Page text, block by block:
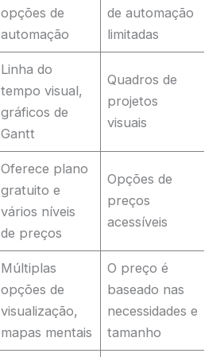
opções de
automação
de automação
limitadas
Linha do
tempo visual,
gráficos de
Gantt
Quadros de
projetos
visuais
Oferece plano
gratuito e
vários níveis
de preços
Opções de
preços
acessíveis
Múltiplas
opções de
visualização,
mapas mentais
O preço é
baseado nas
necessidades e
tamanho